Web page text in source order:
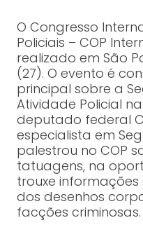
O Congresso
Policiais – COP
realizado em São
(27). O evento é
principal sobre a
Atividade Policial
deputado federal
especialista em
palestrou no COP
tatuagens, na
trouxe
dos desenhos
facções criminosas.